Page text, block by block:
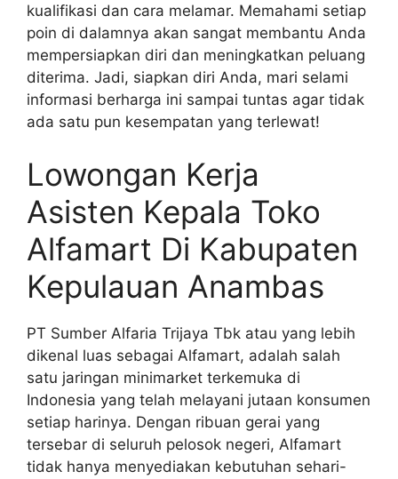
kualifikasi dan cara melamar. Memahami setiap
poin di dalamnya akan sangat membantu Anda
mempersiapkan diri dan meningkatkan peluang
diterima. Jadi, siapkan diri Anda, mari selami
informasi berharga ini sampai tuntas agar tidak
ada satu pun kesempatan yang terlewat!
Lowongan Kerja
Asisten Kepala Toko
Alfamart Di Kabupaten
Kepulauan Anambas
PT Sumber Alfaria Trijaya Tbk atau yang lebih
dikenal luas sebagai Alfamart, adalah salah
satu jaringan minimarket terkemuka di
Indonesia yang telah melayani jutaan konsumen
setiap harinya. Dengan ribuan gerai yang
tersebar di seluruh pelosok negeri, Alfamart
tidak hanya menyediakan kebutuhan sehari-